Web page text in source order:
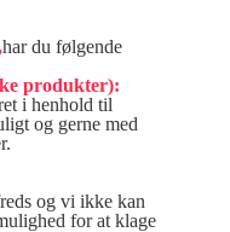
har du følgende
produkter):
i henhold til
og gerne med
og vi ikke kan
for at klage